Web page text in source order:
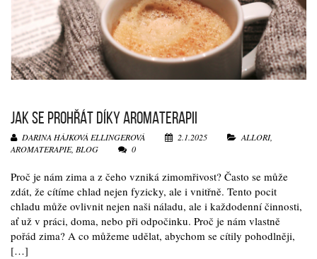
JAK SE PROHŘÁT DÍKY AROMATERAPII
DARINA HÁJKOVÁ ELLINGEROVÁ 2.1.2025 ALLORI,
AROMATERAPIE, BLOG 0
Proč je nám zima a z čeho vzniká zimomřivost? Často se může
zdát, že cítíme chlad nejen fyzicky, ale i vnitřně. Tento pocit
chladu může ovlivnit nejen naši náladu, ale i každodenní činnosti,
ať už v práci, doma, nebo při odpočinku. Proč je nám vlastně
pořád zima? A co můžeme udělat, abychom se cítily pohodlněji,
[…]